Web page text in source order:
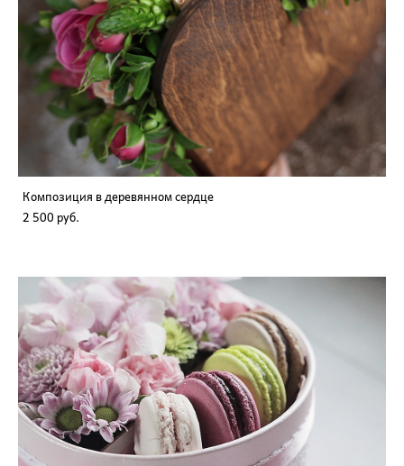
Композиция в деревянном сердце
2 500 pуб.